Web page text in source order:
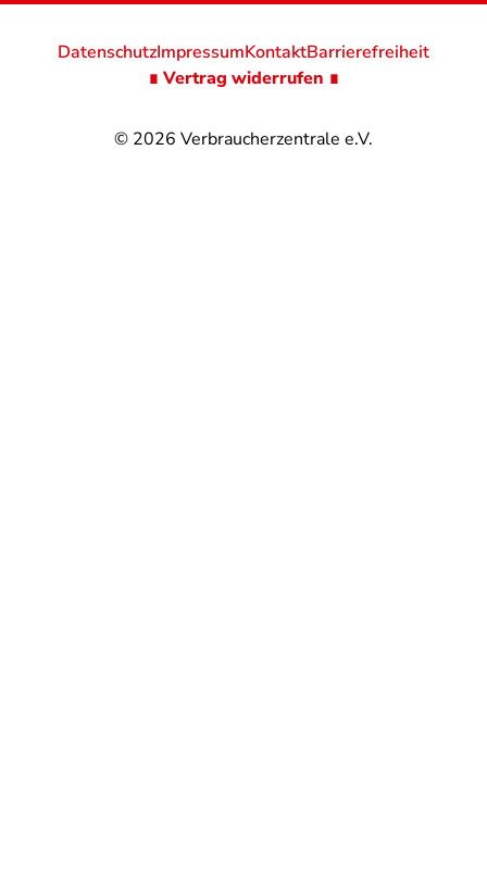
© 2026 Verbraucherzentrale e.V.
DatenschutzImpressumKontaktBarrierefreiheit
∎ Vertrag widerrufen ∎